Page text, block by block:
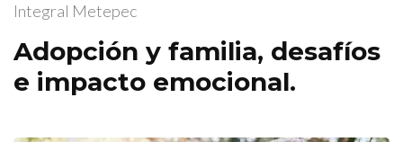
Integral Metepec
Adopción y familia, desafíos
e impacto emocional.